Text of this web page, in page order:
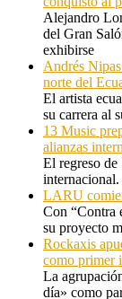
Alejandro
del Gran
exhibirse
Andrés
norte del
El artista
su carrera al
13 Music
alianzas
El regreso
internacional.
LARU
Con “Contra
su proyecto
Rockaxis
como primer
La
día» como